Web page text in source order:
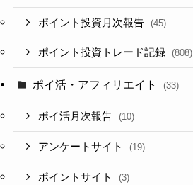
ポイント投資月次報告 (45)
ポイント投資トレード記録 (808)
ポイ活・アフィリエイト (33)
ポイ活月次報告 (10)
アンケートサイト (19)
ポイントサイト (3)